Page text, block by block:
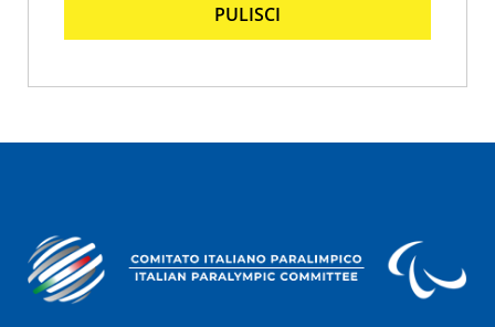
PULISCI